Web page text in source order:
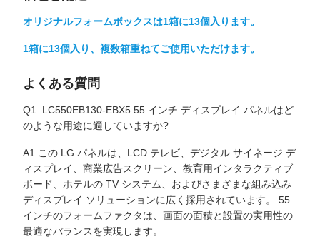
オリジナルフォームボックスは1箱に13個入ります。
1箱に13個入り、複数箱重ねてご使用いただけます。
よくある質問
Q1. LC550EB130-EBX5 55 インチ ディスプレイ パネルはど
のような用途に適していますか?
A1.この LG パネルは、LCD テレビ、デジタル サイネージ デ
ィスプレイ、商業広告スクリーン、教育用インタラクティブ
ボード、ホテルの TV システム、およびさまざまな組み込み
ディスプレイ ソリューションに広く採用されています。 55
インチのフォームファクタは、画面の面積と設置の実用性の
最適なバランスを実現します。